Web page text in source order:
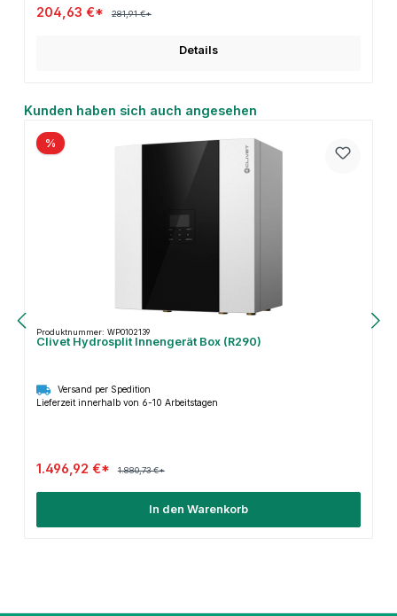
204,63 €* 281,91 €*
Details
Produktgalerie überspringen
Kunden haben sich auch angesehen
%
Produktnummer: WP0102139
Clivet Hydrosplit Innengerät Box (R290)
Versand per Spedition
Lieferzeit innerhalb von 6-10 Arbeitstagen
1.496,92 €* 1.880,73 €*
In den Warenkorb